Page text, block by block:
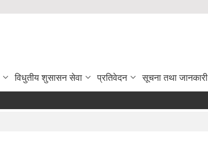
विधुतीय शुसासन सेवा प्रतिवेदन सूचना तथा जानकारी